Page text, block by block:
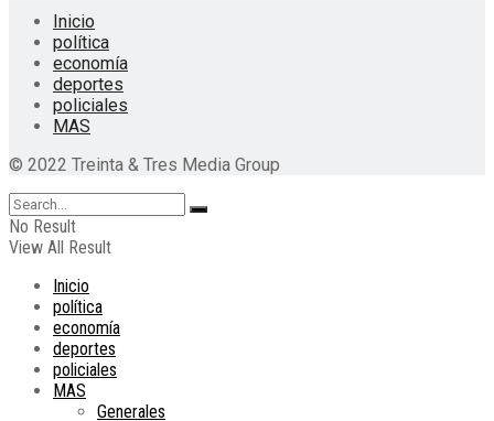
Inicio
política
economía
deportes
policiales
MAS
© 2022 Treinta & Tres Media Group
No Result
View All Result
Inicio
política
economía
deportes
policiales
MAS
Generales